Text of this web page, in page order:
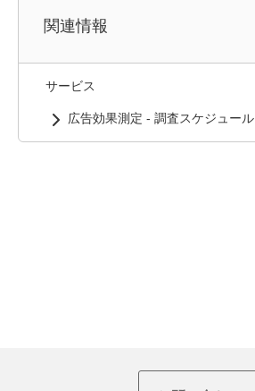
関連情報
サービス
広告効果測定 - 調査スケジュール